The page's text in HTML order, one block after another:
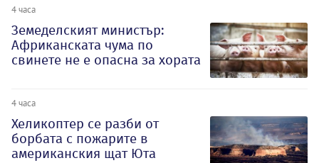
4 часа
Земеделският министър:
Африканската чума по
свинете не е опасна за хората
4 часа
Хеликоптер се разби от
борбата с пожарите в
американския щат Юта